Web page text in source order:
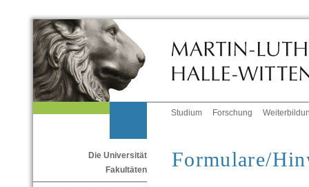
Studium Forschung
Die Universität
Fakultäten
Formulare/